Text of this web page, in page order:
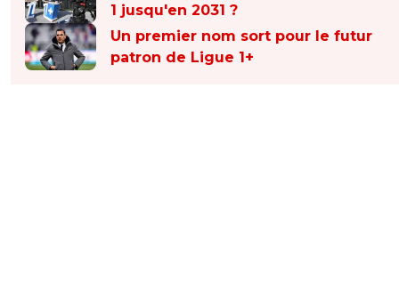
1 jusqu'en 2031 ?
Un premier nom sort pour le futur
patron de Ligue 1+